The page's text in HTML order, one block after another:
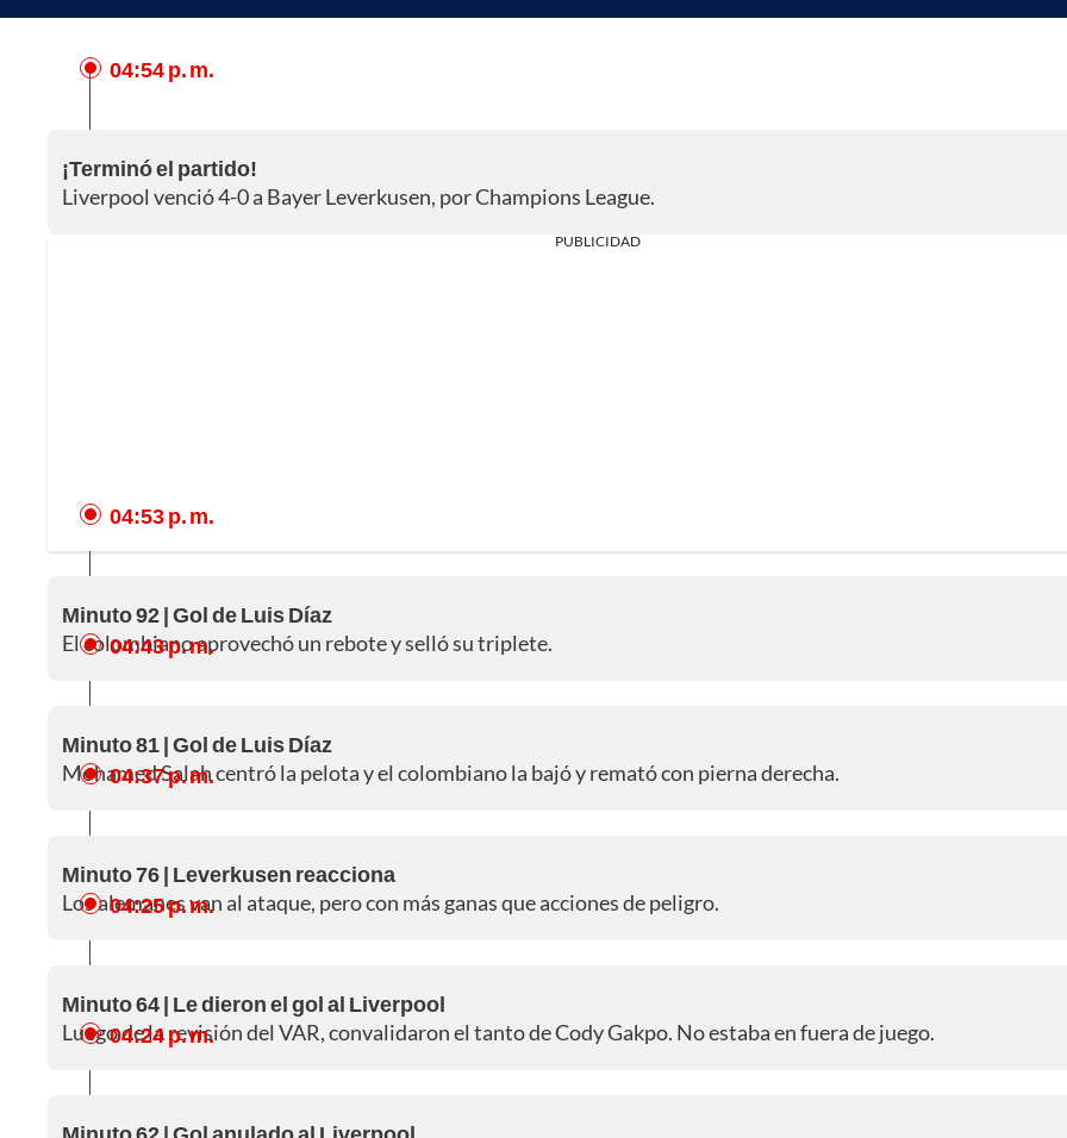
04:54 p. m.
¡Terminó el partido!
Liverpool venció 4-0 a Bayer Leverkusen, por Champions League.
PUBLICIDAD
04:53 p. m.
Minuto 92 | Gol de Luis Díaz
El colombiano aprovechó un rebote y selló su triplete.
04:43 p. m.
Minuto 81 | Gol de Luis Díaz
Mohamed Salah centró la pelota y el colombiano la bajó y remató con pierna derecha.
04:37 p. m.
Minuto 76 | Leverkusen reacciona
Los alemanes van al ataque, pero con más ganas que acciones de peligro.
04:25 p. m.
Minuto 64 | Le dieron el gol al Liverpool
Luego de la revisión del VAR, convalidaron el tanto de Cody Gakpo. No estaba en fuera de juego.
04:24 p. m.